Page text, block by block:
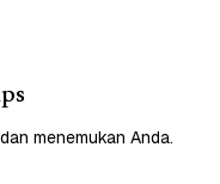
menemukan Anda.